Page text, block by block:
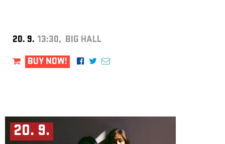
20. 9. 13:30, BIG HALL
BUY NOW!
20. 9.